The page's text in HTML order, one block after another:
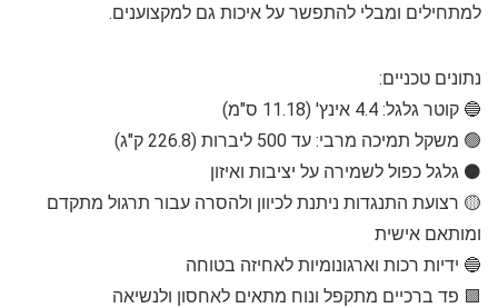
למתחילים ומבלי להתפשר על איכות גם למקצוענים.
נתונים טכניים:
🔵 קוטר גלגל: 4.4 אינץ' (11.18 ס"מ)
🟢 משקל תמיכה מרבי: עד 500 ליברות (226.8 ק"ג)
⚫️ גלגל כפול לשמירה על יציבות ואיזון
🟡 רצועת התנגדות ניתנת לכיוון ולהסרה עבור תרגול מתקדם
ומותאם אישית
🔵 ידיות רכות וארגונומיות לאחיזה בטוחה
🟩 פד ברכיים מתקפל ונוח מתאים לאחסון ולנשיאה